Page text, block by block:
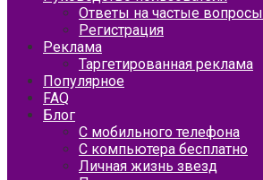
Ответы на частые вопросы
Регистрация
Реклама
Таргетированная реклама
Популярное
FAQ
Блог
С мобильного телефона
С компьютера бесплатно
Личная жизнь звезд